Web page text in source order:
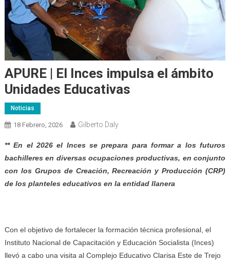
APURE | El Inces impulsa el ámbito
Unidades Educativas
Noticias
18 Febrero, 2026 Gilberto Daly
** En el 2026 el Inces se prepara para formar a los futuros
bachilleres en diversas ocupaciones productivas, en conjunto
con los Grupos de Creación, Recreación y Producción (CRP)
de los planteles educativos en la entidad llanera
Con el objetivo de fortalecer la formación técnica profesional, el
Instituto Nacional de Capacitación y Educación Socialista (Inces)
llevó a cabo una visita al Complejo Educativo Clarisa Este de Trejo